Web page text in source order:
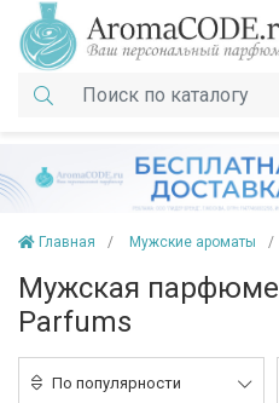
Главная Мужские ароматы
Мужская
Parfums
По популярности